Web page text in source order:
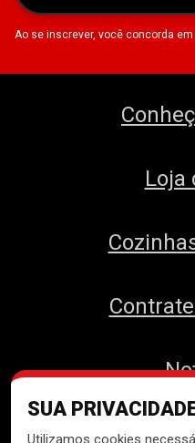
SUA
Utilizamos cookies
Ao se inscrever, você concorda
Loja